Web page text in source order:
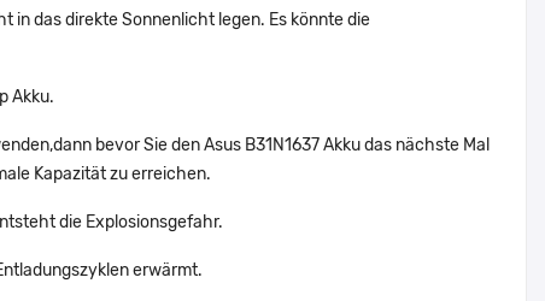
in das direkte Sonnenlicht legen. Es könnte die
Akku.
bevor Sie den Asus B31N1637 Akku das nächste Mal
Kapazität zu erreichen.
die Explosionsgefahr.
erwärmt.